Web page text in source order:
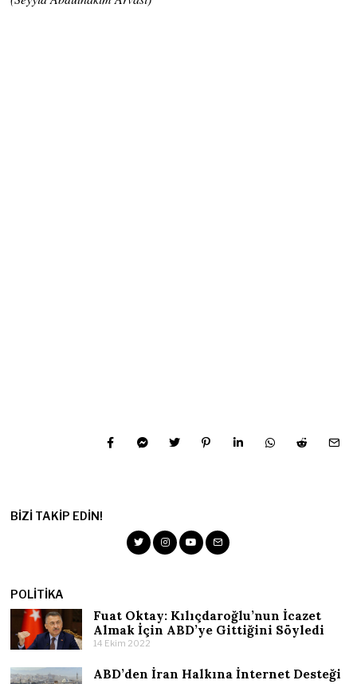
BIZI TAKIP EDIN!
POLITIKA
Fuat Oktay: Kılıçdaroğlu’nun İcazet
Almak İçin ABD’ye Gittiğini Söyledi
14 Ekim 2022
ABD’den İran Halkına İnternet Desteği